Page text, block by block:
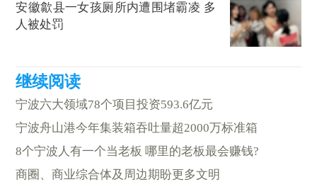
安徽歙县一女孩厕所内遭围堵霸凌 多
人被处罚
宁波六大领域78个项目投资593.6亿元
宁波舟山港今年集装箱吞吐量超2000万标准箱
8个宁波人有一个当老板 哪里的老板最会赚钱?
商圈、商业综合体及周边期盼更多文明